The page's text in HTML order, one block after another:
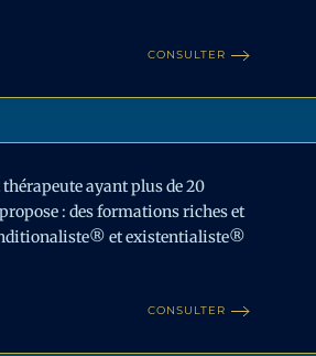
CONSULTER
ayant plus de 20
: des formations riches et
et existentialiste®
CONSULTER